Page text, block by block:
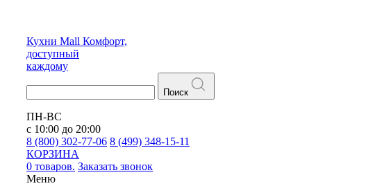
Кухни Mall Комфорт,
доступный
каждому
Поиск
ПН-ВС
с 10:00 до 20:00
8 (800) 302-77-06 8 (499) 348-15-11
КОРЗИНА
0 товаров. Заказать звонок
Меню